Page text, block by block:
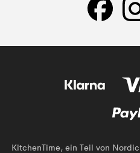
KitchenTime, ein Teil von